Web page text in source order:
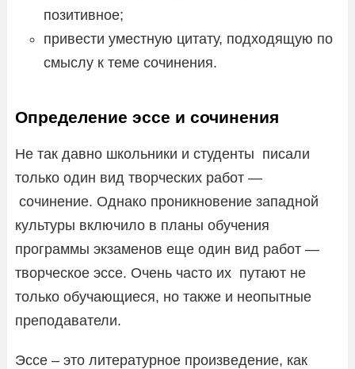
позитивное;
привести уместную цитату, подходящую по
смыслу к теме сочинения.
Определение эссе и сочинения
Не так давно школьники и студенты писали
только один вид творческих работ —
сочинение. Однако проникновение западной
культуры включило в планы обучения
программы экзаменов еще один вид работ —
творческое эссе. Очень часто их путают не
только обучающиеся, но также и неопытные
преподаватели.
Эссе – это литературное произведение, как